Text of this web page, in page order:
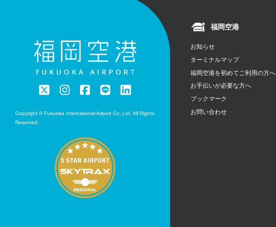
Copyright © Fukuoka International Airport Co.,Ltd. All Rights
Reserved.
福岡空港
お知らせ
ターミナルマップ
福岡空港を初めてご利用の方へ
お手伝いが必要な方へ
ブックマーク
お問い合わせ